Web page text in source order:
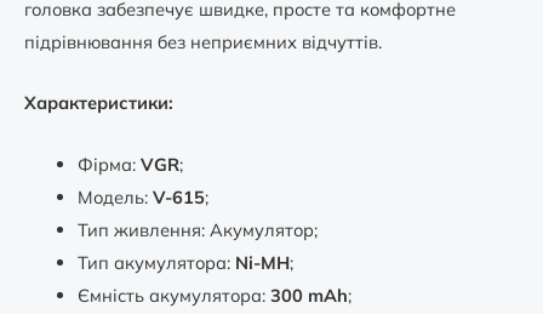
головка забезпечує швидке, просте та комфортне
підрівнювання без неприємних відчуттів.
Характеристики:
Фірма: VGR;
Модель: V-615;
Тип живлення: Акумулятор;
Тип акумулятора:Ni-MH;
Ємність акумулятора: 300 mAh;